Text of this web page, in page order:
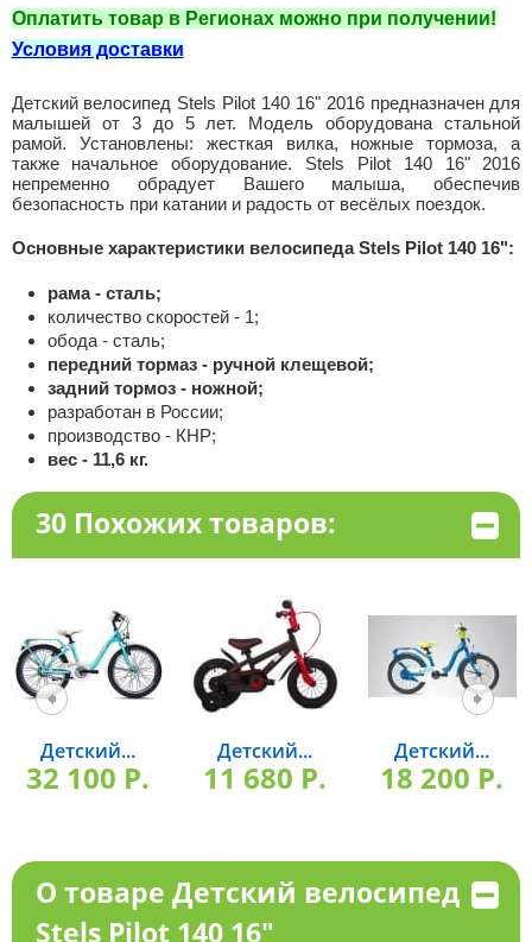
Оплатить товар в Регионах можно при получении!
Условия доставки
Детский велосипед Stels Pilot 140 16" 2016 предназначен для
малышей от 3 до 5 лет. Модель оборудована стальной
рамой. Установлены: жесткая вилка, ножные тормоза, а
также начальное оборудование. Stels Pilot 140 16" 2016
непременно обрадует Вашего малыша, обеспечив
безопасность при катании и радость от весёлых поездок.
Основные характеристики велосипеда Stels Pilot 140 16":
рама - сталь;
количество скоростей - 1;
обода - сталь;
передний тормаз - ручной клещевой;
задний тормоз - ножной;
разработан в России;
производство - КНР;
вес - 11,6 кг.
30 Похожих товаров:
Детский...
32 100 P.
Детский...
11 680 P.
Детский...
18 200 P.
О товаре Детский велосипед
Stels Pilot 140 16"